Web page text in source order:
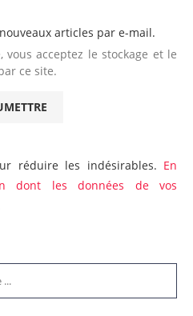
articles par e-mail.
acceptez le stockage et le
ce site.
réduire les indésirables. En
dont les données de vos